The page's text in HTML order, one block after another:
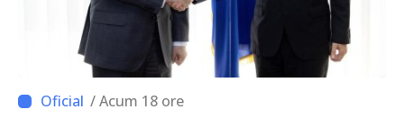
/ Acum 18 ore